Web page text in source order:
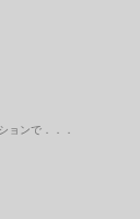
ョンで．．．